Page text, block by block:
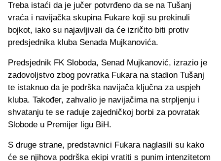
Treba istaći da je jučer potvrđeno da se na Tušanj
vraća i navijačka skupina Fukare koji su prekinuli
bojkot, iako su najavljivali da će izričito biti protiv
predsjednika kluba Senada Mujkanovića.
Predsjednik FK Sloboda, Senad Mujkanović, izrazio je
zadovoljstvo zbog povratka Fukara na stadion Tušanj
te istaknuo da je podrška navijača ključna za uspjeh
kluba. Također, zahvalio je navijačima na strpljenju i
shvatanju te se raduje zajedničkoj borbi za povratak
Slobode u Premijer ligu BiH.
S druge strane, predstavnici Fukara naglasili su kako
će se njihova podrška ekipi vratiti s punim intenzitetom